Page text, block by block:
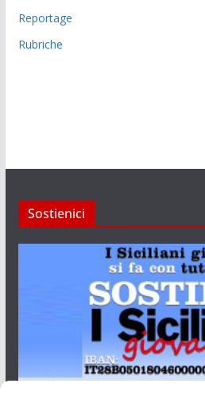
Reportage
Rubriche
Sostienici